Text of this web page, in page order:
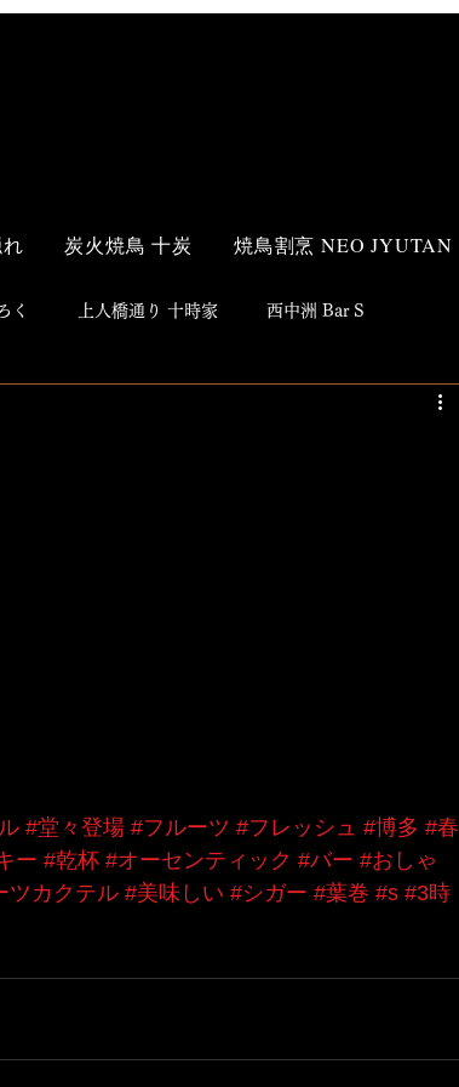
炭火焼鳥 十炭 焼鳥割烹 NEO JYUTAN
く 上人橋通り 十時家 西中洲 Bar S
居酒屋
#堂々登場 #フルーツ #フレッシュ #博多 #春
ー #乾杯 #オーセンティック #バー #おしゃ
ツカクテル #美味しい #シガー #葉巻 #s #3時